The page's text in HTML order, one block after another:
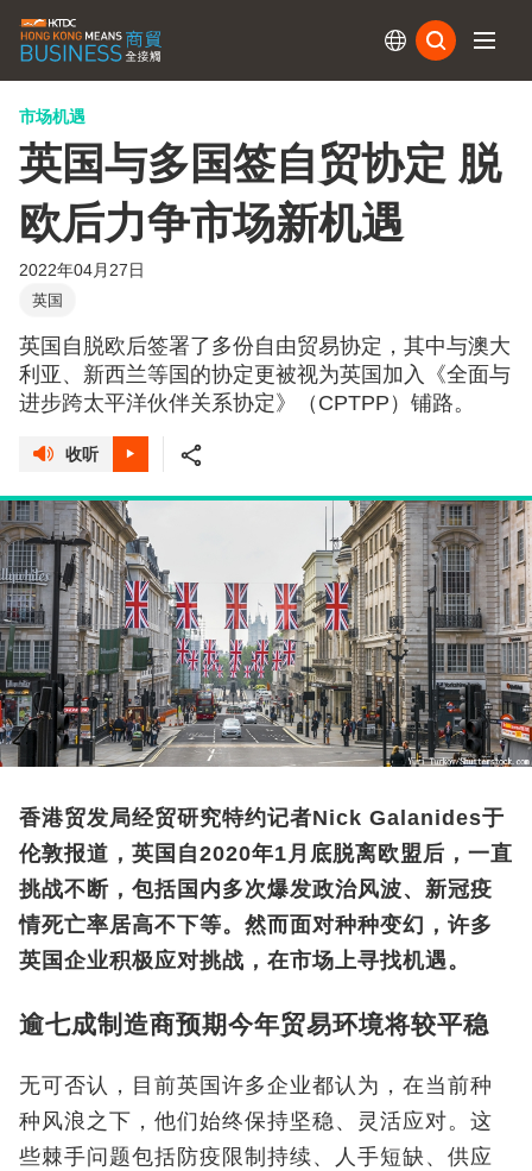
市场机遇
英国与多国签自贸协定 脱
欧后力争市场新机遇
2022年04月27日
英国
英国自脱欧后签署了多份自由贸易协定，其中与澳大
利亚、新西兰等国的协定更被视为英国加入《全面与
进步跨太平洋伙伴关系协定》（CPTPP）铺路。
收听
香港贸发局经贸研究特约记者Nick Galanides于
伦敦报道，英国自2020年1月底脱离欧盟后，一直
挑战不断，包括国内多次爆发政治风波、新冠疫
情死亡率居高不下等。然而面对种种变幻，许多
英国企业积极应对挑战，在市场上寻找机遇。
逾七成制造商预期今年贸易环境将较平稳
无可否认，目前英国许多企业都认为，在当前种
种风浪之下，他们始终保持坚稳、灵活应对。这
些棘手问题包括防疫限制持续、人手短缺、供应